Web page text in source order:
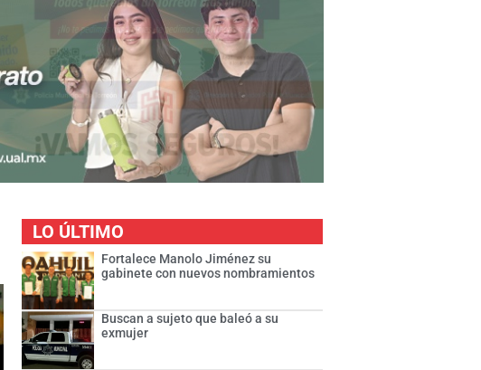
LO ÚLTIMO
Fortalece Manolo Jiménez su
gabinete con nuevos nombramientos
Buscan a sujeto que baleó a su
exmujer